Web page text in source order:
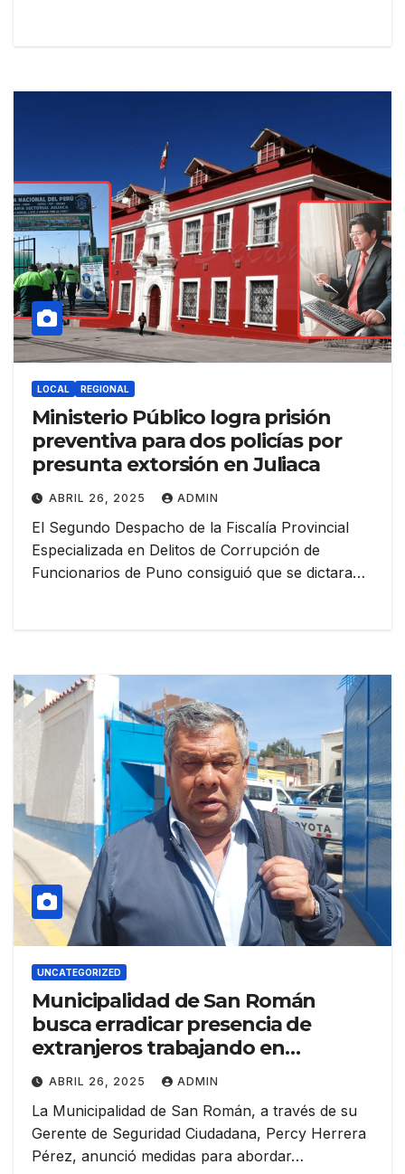
LOCAL REGIONAL
Ministerio Público logra prisión
preventiva para dos policías por
presunta extorsión en Juliaca
ABRIL 26, 2025 ADMIN
El Segundo Despacho de la Fiscalía Provincial
Especializada en Delitos de Corrupción de
Funcionarios de Puno consiguió que se dictara…
UNCATEGORIZED
Municipalidad de San Román
busca erradicar presencia de
extranjeros trabajando en
semáforos
ABRIL 26, 2025 ADMIN
La Municipalidad de San Román, a través de su
Gerente de Seguridad Ciudadana, Percy Herrera
Pérez, anunció medidas para abordar…